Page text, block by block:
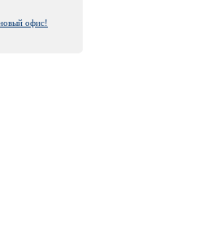
офис!